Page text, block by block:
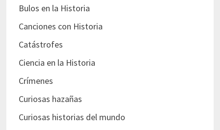
Bulos en la Historia
Canciones con Historia
Catástrofes
Ciencia en la Historia
Crímenes
Curiosas hazañas
Curiosas historias del mundo